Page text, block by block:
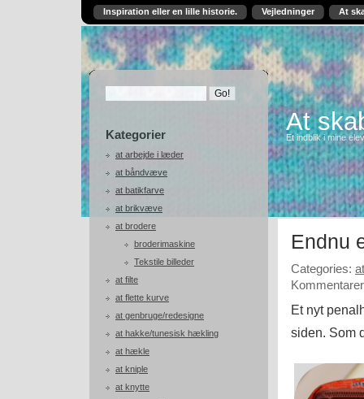
Inspiration eller en lille historie. Vejledninger At
Kategorier
at arbejde i læder
at båndvæve
at batikfarve
at brikvæve
at brodere
broderimaskine
Tekstile billeder
at filte
at flette kurve
at genbruge/redesigne
at hakke/tunesisk hækling
at hækle
at kniple
at knytte
At
Et indblik i mine
Endnu
Categories:
Et nyt
siden. Som